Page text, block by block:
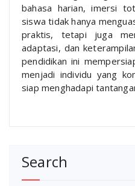
bahasa harian, imersi
siswa tidak hanya
praktis, tetapi juga
adaptasi, dan
pendidikan ini
menjadi individu yang
siap menghadapi
Search